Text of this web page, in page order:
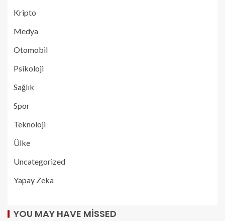
Kripto
Medya
Otomobil
Psikoloji
Sağlık
Spor
Teknoloji
Ülke
Uncategorized
Yapay Zeka
YOU MAY HAVE MISSED